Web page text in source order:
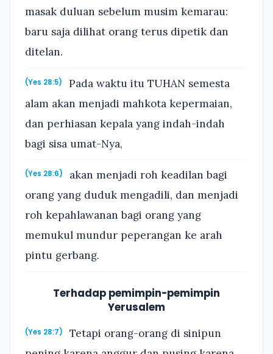
masak duluan sebelum musim kemarau:
baru saja dilihat orang terus dipetik dan
ditelan.
(Yes 28:5)
Pada waktu itu TUHAN semesta
alam akan menjadi mahkota kepermaian,
dan perhiasan kepala yang indah-indah
bagi sisa umat-Nya,
(Yes 28:6)
akan menjadi roh keadilan bagi
orang yang duduk mengadili, dan menjadi
roh kepahlawanan bagi orang yang
memukul mundur peperangan ke arah
pintu gerbang.
Terhadap pemimpin-pemimpin
Yerusalem
(Yes 28:7)
Tetapi orang-orang di sinipun